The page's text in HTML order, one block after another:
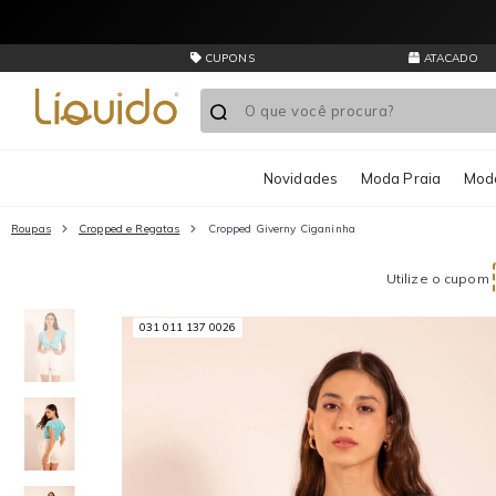
CUPONS ATACADO
Novidades Moda Praia
Roupas Cropped e Regatas Cropped Giverny Ciganinha
Utilize o cupom
031 011 137 0026